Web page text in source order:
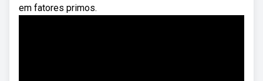
em fatores primos.